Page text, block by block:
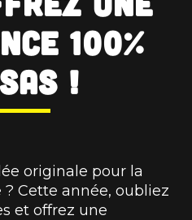
100%
!
originale pour la
? Cette année, oubliez
et offrez une